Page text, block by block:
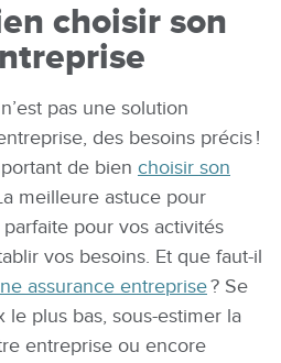
choisir son
pas une solution
des besoins précis !
de bien choisir son
meilleure astuce pour
pour vos activités
vos besoins. Et que faut-il
assurance entreprise? Se
le plus bas, sous-estimer la
entreprise ou encore